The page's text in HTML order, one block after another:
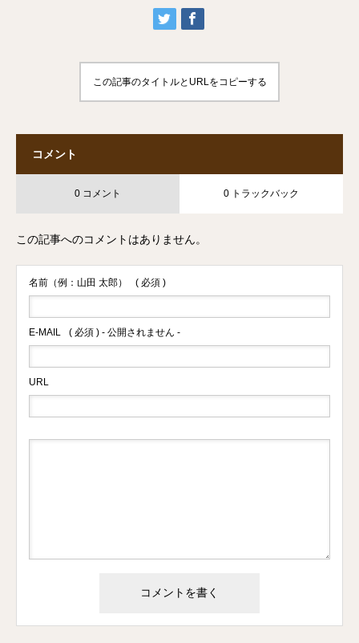
この記事のタイトルとURLをコピーする
コメント
0 コメント 0 トラックバック
この記事へのコメントはありません。
名前（例：山田 太郎） ( 必須 )
E-MAIL ( 必須 ) - 公開されません -
URL